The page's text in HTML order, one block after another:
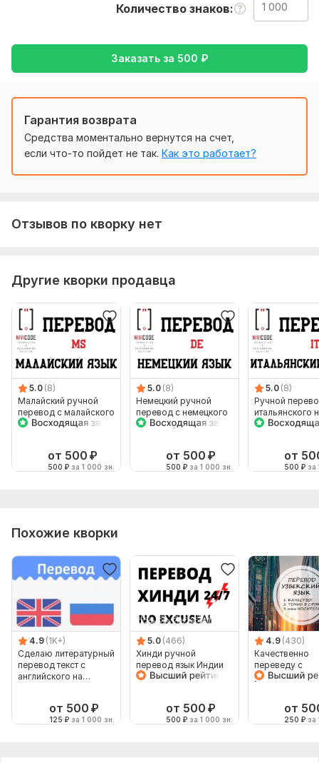
с Русского на Урду
Объем услуги в кворке:
Количество знаков
Заказать за 500 ₽
Гарантия возврата
Средства моментально вернутся на счет,
если что-то пойдет не так. Как это работает?
Отзывов по кворку нет
Другие кворки продавца
5.0 (8)
Малайский ручной
перевод с малайского
на малайский MS
от 500 ₽
500 ₽ за 1 000 зн.
5.0 (8)
Немецкий ручной
перевод с немецкого
на немецкий DE
от 500 ₽
500 ₽ за 1 000 зн.
5.0 (8)
Ручной
итальянского
итальянский
от
500 ₽ за
Похожие кворки
4.9 (1K+)
Сделаю литературный
перевод текст с
английского на
от 500 ₽
125 ₽ за 1 000 зн.
5.0 (466)
Хинди ручной
перевод язык Индии
Индийский
от 500 ₽
500 ₽ за 1 000 зн.
4.9 (430)
Качественно
переведу с
узбекского и
от
250 ₽ за